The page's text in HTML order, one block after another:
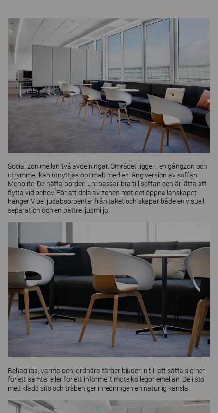
Social zon mellan två avdelningar. Området ligger i en gångzon och
utrymmet kan utnyttjas optimalt med en lång version av soffan
Monolite . De nätta borden Uni passar bra till soffan och är lätta att
flytta vid behov. För att dela av zonen mot det öppna lanskapet
hängerVibe ljudabsorbenter från taket och skapar både en visuell
separation och en bättre ljudmiljö.
Behagliga, varma och jordnära färger bjuder in till att sätta sig ner
för ett samtal eller för ett informellt möte kollegor emellan. Deli stol
med klädd sits och träben ger inredningen en naturlig känsla.